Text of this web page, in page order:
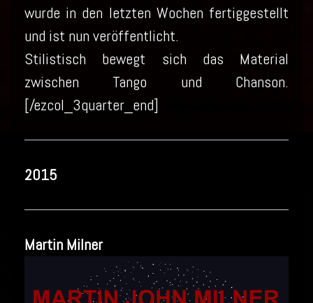
wurde in den letzten Wochen fertiggestellt
und ist nun veröffentlicht.
Stilistisch bewegt sich das Material
zwischen Tango und Chanson.
[/ezcol_3quarter_end]
2015
Martin Milner